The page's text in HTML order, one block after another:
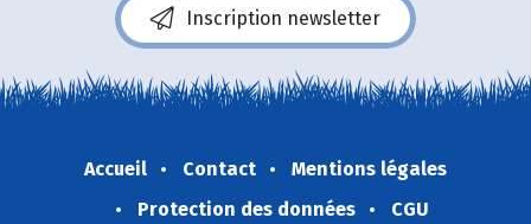
Inscription newsletter
Accueil Contact
Mentions légales
Protection des données
CGU